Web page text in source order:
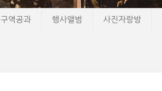
구역공과 행사앨범 사진자랑방